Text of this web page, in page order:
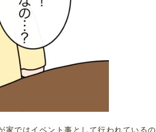
家ではイベント事として行われているの